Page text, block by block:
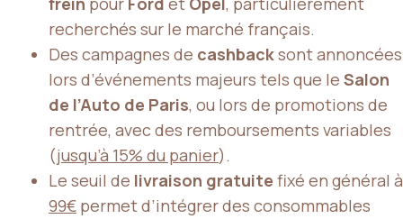
recherchés sur le marché français.
Des campagnes de cashbacksont annoncées
lors d’événements majeurs tels que le Salon
de l’Auto de Paris, ou lors de promotions de
rentrée, avec des remboursements variables
(jusqu’à 15% du panier).
Le seuil de livraison gratuite fixé en général à
99€ permet d’intégrer des consommables